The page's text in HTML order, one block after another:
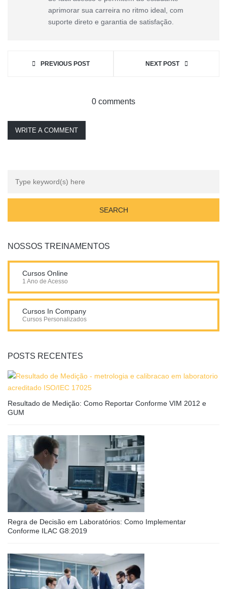
aprimorar sua carreira no ritmo ideal, com
suporte direto e garantia de satisfação.
PREVIOUS POST NEXT POST
0 comments
WRITE A COMMENT
NOSSOS TREINAMENTOS
Cursos Online
1 Ano de Acesso
Cursos In Company
Cursos Personalizados
POSTS RECENTES
Resultado de Medição: Como Reportar Conforme VIM 2012 e
GUM
Regra de Decisão em Laboratórios: Como Implementar
Conforme ILAC G8:2019